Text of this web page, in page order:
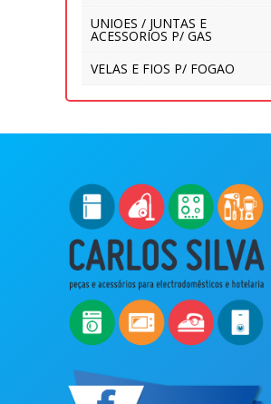
UNIOES / JUNTAS E
ACESSORIOS P/ GAS
VELAS E FIOS P/ FOGAO